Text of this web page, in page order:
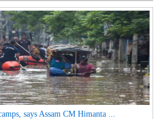
says Assam CM Himanta ...